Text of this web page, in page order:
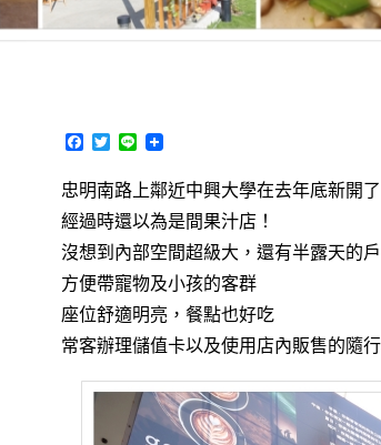
F
c
e
b
o
o
k
T
i
t
t
e
r
L
n
e
忠明南路上鄰近中興大學在去年底新開
經過時還以為是間果汁店！
沒想到內部空間超級大，還有半露天的
方便帶寵物及小孩的客群
座位舒適明亮，餐點也好吃
常客辦理儲值卡以及使用店內販售的隨